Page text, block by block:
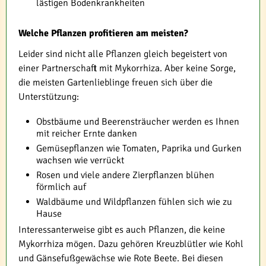
lästigen Bodenkrankheiten
Welche Pflanzen profitieren am meisten?
Leider sind nicht alle Pflanzen gleich begeistert von
einer Partnerschaft mit Mykorrhiza. Aber keine Sorge,
die meisten Gartenlieblinge freuen sich über die
Unterstützung:
Obstbäume und Beerensträucher werden es Ihnen
mit reicher Ernte danken
Gemüsepflanzen wie Tomaten, Paprika und Gurken
wachsen wie verrückt
Rosen und viele andere Zierpflanzen blühen
förmlich auf
Waldbäume und Wildpflanzen fühlen sich wie zu
Hause
Interessanterweise gibt es auch Pflanzen, die keine
Mykorrhiza mögen. Dazu gehören Kreuzblütler wie Kohl
und Gänsefußgewächse wie Rote Beete. Bei diesen